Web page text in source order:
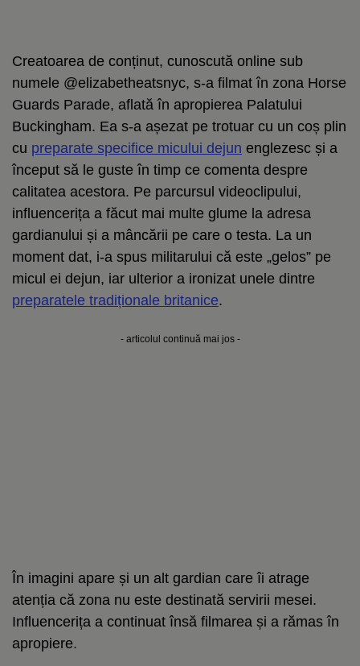
Creatoarea de conținut, cunoscută online sub
numele @elizabetheatsnyc, s-a filmat în zona Horse
Guards Parade, aflată în apropierea Palatului
Buckingham. Ea s-a așezat pe trotuar cu un coș plin
cu preparate specifice micului dejun englezesc și a
început să le guste în timp ce comenta despre
calitatea acestora. Pe parcursul videoclipului,
influencerița a făcut mai multe glume la adresa
gardianului și a mâncării pe care o testa. La un
moment dat, i-a spus militarului că este „gelos” pe
micul ei dejun, iar ulterior a ironizat unele dintre
preparatele tradiționale britanice.
- articolul continuă mai jos -
În imagini apare și un alt gardian care îi atrage
atenția că zona nu este destinată servirii mesei.
Influencerița a continuat însă filmarea și a rămas în
apropiere.